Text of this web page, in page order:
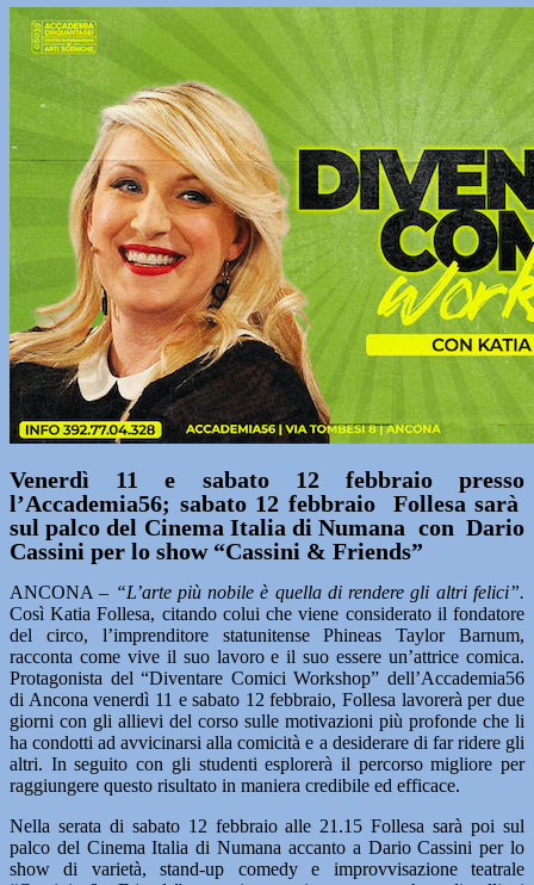
Venerdì 11 e sabato 12 febbraio presso
l’Accademia56; sabato 12 febbraio Follesa sarà
sul palco del Cinema Italia di Numana con Dario
Cassini per lo show “Cassini & Friends”
ANCONA – “L’arte più nobile è quella di rendere gli altri felici”.
Così Katia Follesa, citando colui che viene considerato il fondatore
del circo, l’imprenditore statunitense Phineas Taylor Barnum,
racconta come vive il suo lavoro e il suo essere un’attrice comica.
Protagonista del “Diventare Comici Workshop” dell’Accademia56
di Ancona venerdì 11 e sabato 12 febbraio, Follesa lavorerà per due
giorni con gli allievi del corso sulle motivazioni più profonde che li
ha condotti ad avvicinarsi alla comicità e a desiderare di far ridere gli
altri. In seguito con gli studenti esplorerà il percorso migliore per
raggiungere questo risultato in maniera credibile ed efficace.
Nella serata di sabato 12 febbraio alle 21.15 Follesa sarà poi sul
palco del Cinema Italia di Numana accanto a Dario Cassini per lo
show di varietà, stand-up comedy e improvvisazione teatrale